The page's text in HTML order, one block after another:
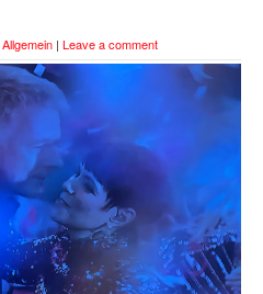
Allgemein | Leave a comment